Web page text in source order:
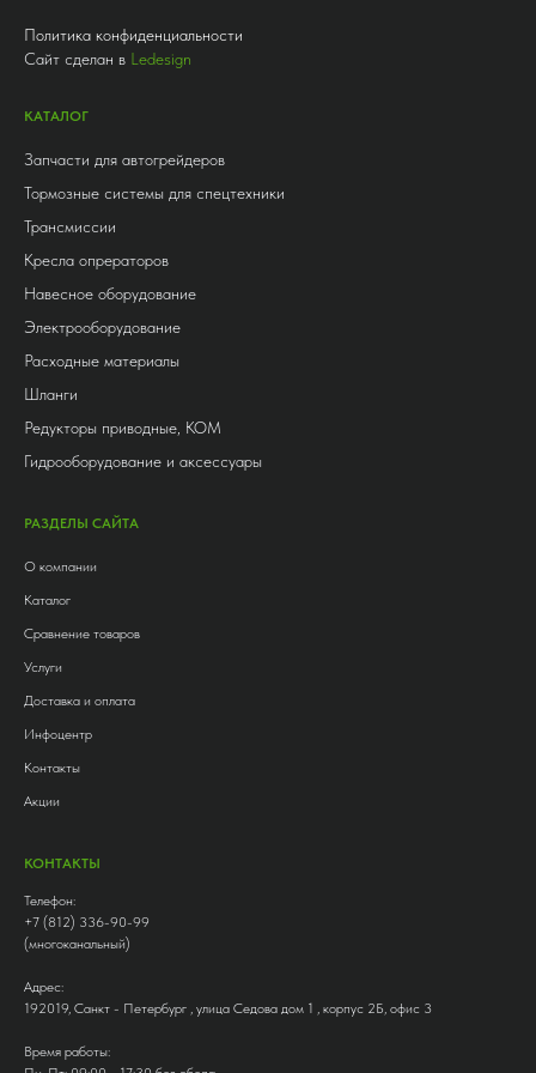
Политика конфиденциальности
Сайт сделан в Ledesign
КАТАЛОГ
Запчасти для автогрейдеров
Тормозные системы для спецтехники
Трансмиссии
Кресла опрераторов
Навесное оборудование
Электрооборудование
Расходные материалы
Шланги
Редукторы приводные, КОМ
Гидрооборудование и аксессуары
РАЗДЕЛЫ САЙТА
О компании
Каталог
Сравнение товаров
Услуги
Доставка и оплата
Инфоцентр
Контакты
Акции
КОНТАКТЫ
Телефон:
+7 (812) 336-90-99
(многоканальный)
Адрес:
192019, Санкт - Петербург , улица Седова дом 1 , корпус 2Б, офис 3
Время работы: